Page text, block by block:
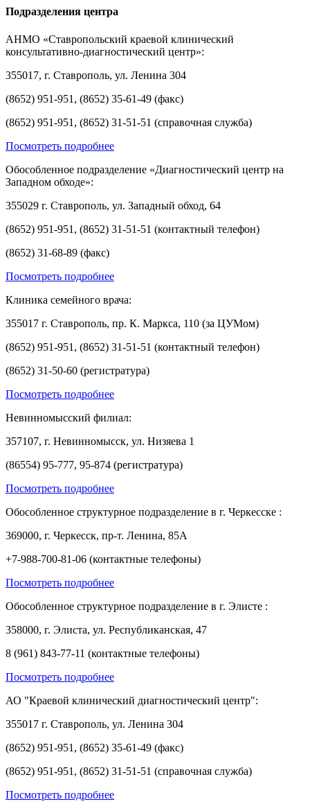
Подразделения центра
АНМО «Ставропольский краевой клинический
консультативно-диагностический центр»:
355017, г. Ставрополь, ул. Ленина 304
(8652) 951-951, (8652) 35-61-49 (факс)
(8652) 951-951, (8652) 31-51-51 (справочная служба)
Посмотреть подробнее
Обособленное подразделение «Диагностический центр на
Западном обходе»:
355029 г. Ставрополь, ул. Западный обход, 64
(8652) 951-951, (8652) 31-51-51 (контактный телефон)
(8652) 31-68-89 (факс)
Посмотреть подробнее
Клиника семейного врача:
355017 г. Ставрополь, пр. К. Маркса, 110 (за ЦУМом)
(8652) 951-951, (8652) 31-51-51 (контактный телефон)
(8652) 31-50-60 (регистратура)
Посмотреть подробнее
Невинномысский филиал:
357107, г. Невинномысск, ул. Низяева 1
(86554) 95-777, 95-874 (регистратура)
Посмотреть подробнее
Обособленное структурное подразделение в г. Черкесске :
369000, г. Черкесск, пр-т. Ленина, 85А
+7-988-700-81-06 (контактные телефоны)
Посмотреть подробнее
Обособленное структурное подразделение в г. Элисте :
358000, г. Элиста, ул. Республиканская, 47
8 (961) 843-77-11 (контактные телефоны)
Посмотреть подробнее
АО "Краевой клинический диагностический центр":
355017 г. Ставрополь, ул. Ленина 304
(8652) 951-951, (8652) 35-61-49 (факс)
(8652) 951-951, (8652) 31-51-51 (справочная служба)
Посмотреть подробнее